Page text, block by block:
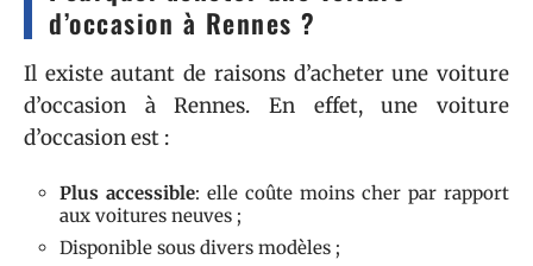
d’occasion à Rennes ?
Il existe autant de raisons d’acheter une voiture
d’occasion à Rennes. En effet, une voiture
d’occasion est :
Plus accessible: elle coûte moins cher par rapport
aux voitures neuves ;
Disponible sous divers modèles ;